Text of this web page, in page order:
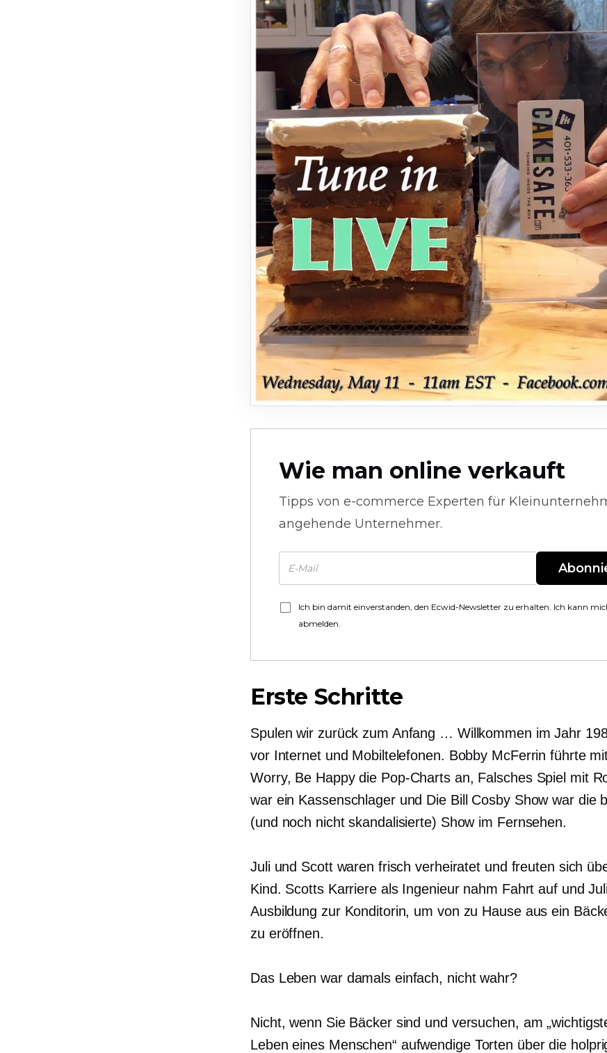
Wie man online verkauft
Tipps von e-commerce Experten für
angehende Unternehmer.
Ich bin damit einverstanden, den Ecwid-Newsletter zu erhalten. Ich kann
abmelden.
Erste Schritte
Spulen wir zurück zum Anfang … Willkommen im Jahr
vor Internet und Mobiltelefonen. Bobby McFerrin führte
Worry, Be Happy die Pop-Charts an, Falsches Spiel mit
war ein Kassenschlager und Die Bill Cosby Show war die
(und noch nicht skandalisierte) Show im Fernsehen.
Juli und Scott waren frisch verheiratet und freuten sich
Kind. Scotts Karriere als Ingenieur nahm Fahrt auf und
Ausbildung zur Konditorin, um von zu Hause aus ein
zu eröffnen.
Das Leben war damals einfach, nicht wahr?
Nicht, wenn Sie Bäcker sind und versuchen, am
Leben eines Menschen“ aufwendige Torten über die